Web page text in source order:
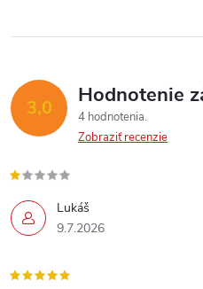
3,0 Hodnotenie
4 hodnotenia
Zobraziť recenzie
Lukáš
9.7.2026